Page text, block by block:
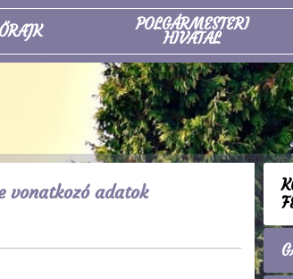
POLGÁRMESTERI
HIVATAL
vonatkozó adatok